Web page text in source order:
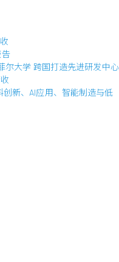
尔大学 跨国打造先进研发中心
新、AI应用、智能制造与低